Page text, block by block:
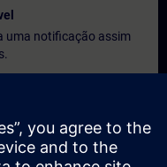
uma notificação assim